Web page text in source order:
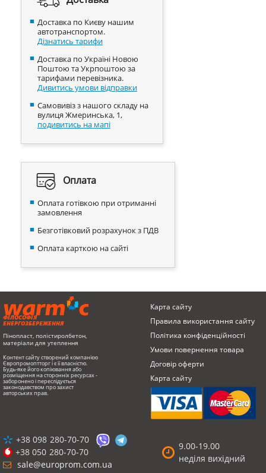
Доставка по Києву нашим
автотранспортом.
Дізнатись тарифи
Доставка по Україні Новою
Поштою та Укрпоштою за
тарифами перевізника.
Дивитись умови відправки
Самовивіз з нашого складу на
вулиця Жмеринська, 1,
подивитись на мапі
Оплата
Оплата готівкою при отриманні
замовлення
Безготівковий розрахунок з ПДВ
Оплата карткою на сайті
ФІЛОСОФІЯ
ЕНЕРГОЗБЕРЕЖЕННЯ
Пінопласт, полістиролбетон,
матеріали для утеплення
Контент сайту створений компанією
Європромоптторг і є її власністю.
Будь-яке його копіювання або
розміщення на сторонніх ресурсах -
заборонено і переслідується
законодавством про захист
авторських прав.
Карта сайту
Правила використання сайту
Політика конфіденційності
Умови повернення товарa
Договір оферти
Карта сайту
9.00-19.00
неділя вихідний
+38 098 280-70-70
+38 050 280-70-70
sale@europrom.com.ua